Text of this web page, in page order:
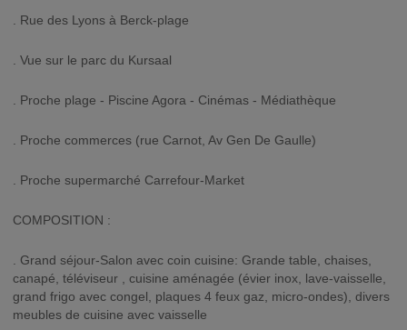
. Rue des Lyons à Berck-plage
. Vue sur le parc du Kursaal
. Proche plage - Piscine Agora - Cinémas - Médiathèque
. Proche commerces (rue Carnot, Av Gen De Gaulle)
. Proche supermarché Carrefour-Market
COMPOSITION :
. Grand séjour-Salon avec coin cuisine: Grande table, chaises,
canapé, téléviseur , cuisine aménagée (évier inox, lave-vaisselle,
grand frigo avec congel, plaques 4 feux gaz, micro-ondes), divers
meubles de cuisine avec vaisselle